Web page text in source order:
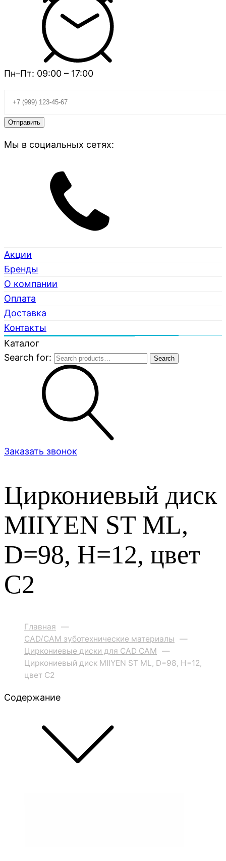
Пн–Пт: 09:00 – 17:00
Мы в социальных сетях:
Акции
Бренды
О компании
Оплата
Доставка
Контакты
Каталог
Search for:
Search
Заказать звонок
Циркониевый диск
MIIYEN ST ML,
D=98, H=12, цвет
C2
Главная —
CAD/CAM зуботехнические материалы —
Циркониевые диски для CAD CAM —
Циркониевый диск MIIYEN ST ML, D=98, H=12,
цвет C2
Содержание